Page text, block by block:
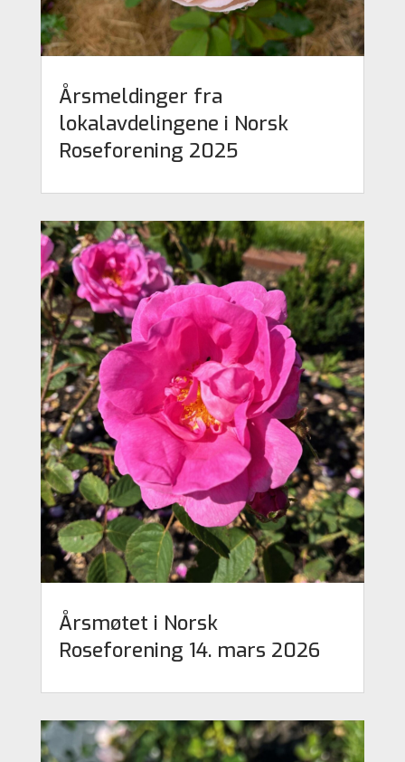
Årsmeldinger fra
lokalavdelingene i Norsk
Roseforening 2025
Årsmøtet i Norsk
Roseforening 14. mars 2026